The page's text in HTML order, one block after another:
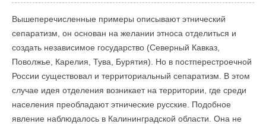
Вышеперечисленные примеры описывают этнический
сепаратизм, он основан на желании этноса отделиться и
создать независимое государство (Северный Кавказ,
Поволжье, Карелия, Тува, Бурятия). Но в постперестроечной
России существовал и территориальный сепаратизм. В этом
случае идея отделения возникает на территории, где среди
населения преобладают этнические русские. Подобное
явление наблюдалось в Калининградской области. Она не